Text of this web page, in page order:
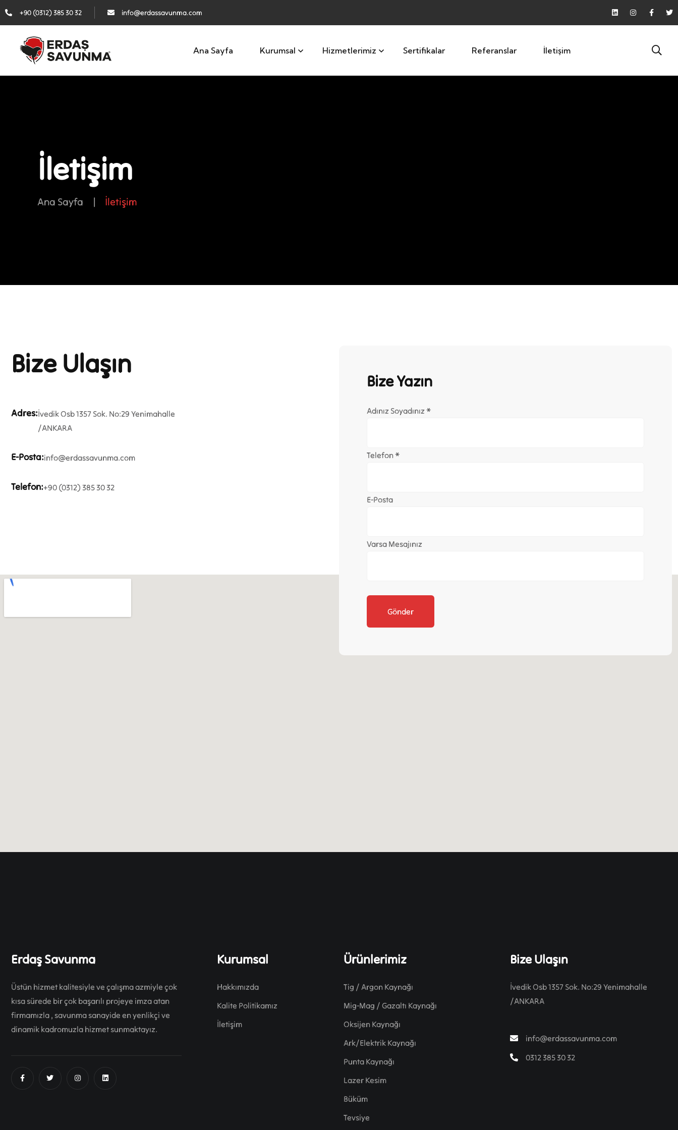
+90 (0312) 385 30 32 info@erdassavunma.com
Ana Sayfa Kurumsal Hizmetlerimiz Sertifikalar Referanslar İletişim
İletişim
Ana Sayfa | İletişim
Bize Ulaşın
Adres:İvedik Osb 1357 Sok. No:29 Yenimahalle
/ANKARA
E-Posta:info@erdassavunma.com
Telefon:+90 (0312) 385 30 32
Bize Yazın
Adınız Soyadınız *
Telefon *
E-Posta
Varsa Mesajınız
Erdaş Savunma
Üstün hizmet kalitesiyle ve çalışma azmiyle çok
kısa sürede bir çok başarılı projeye imza atan
firmamızla , savunma sanayide en yenlikçi ve
dinamik kadromuzla hizmet sunmaktayız.
Kurumsal
Hakkımızda
Kalite Politikamız
İletişim
Ürünlerimiz
Tig / Argon Kaynağı
Mig-Mag / Gazaltı Kaynağı
Oksijen Kaynağı
Ark/Elektrik Kaynağı
Punta Kaynağı
Lazer Kesim
Büküm
Tevsiye
Bize Ulaşın
İvedik Osb 1357 Sok. No:29 Yenimahalle
/ANKARA
info@erdassavunma.com
0312 385 30 32